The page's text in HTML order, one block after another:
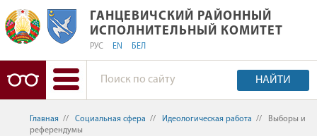
ГАНЦЕВИЧСКИЙ РАЙОННЫЙ
ГАНЦЕВИЧСКИЙ РАЙОННЫЙ
ИСПОЛНИТЕЛЬНЫЙ КОМИТЕТ
РУС EN БЕЛ
НАЙТИ
Главная // Социальная сфера // Идеологическая работа //
Выборы и
референдумы